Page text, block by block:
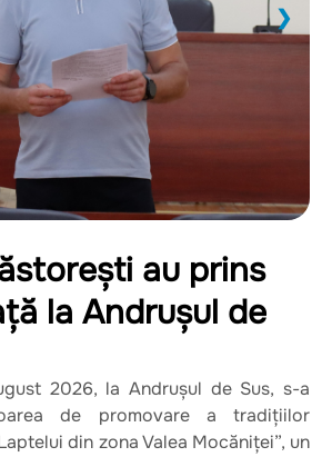
❯
au prins
la Andrușul de
2026, la Andrușul de Sus, s-a
de promovare a tradițiilor
din zona Valea Mocăniței”, un